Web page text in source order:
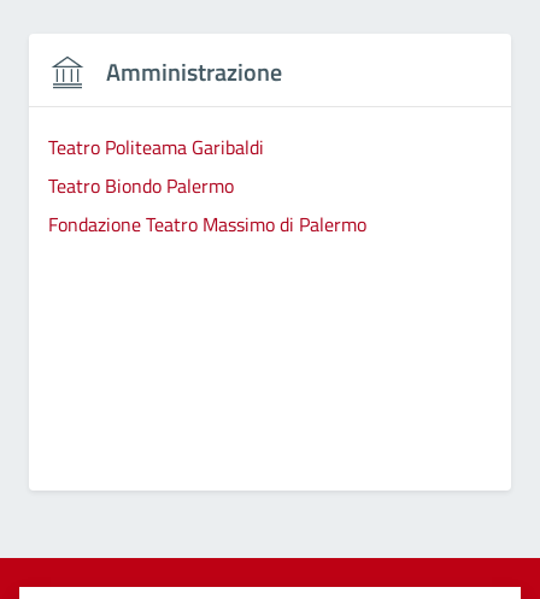
Amministrazione
Teatro Politeama Garibaldi
Teatro Biondo Palermo
Fondazione Teatro Massimo di Palermo